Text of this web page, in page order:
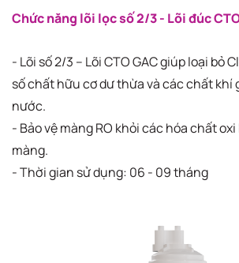
Chức năng lõi lọc số 2/3 - Lõi đúc
- Lõi số 2/3 – Lõi CTO GAC giúp loại bỏ
số chất hữu cơ dư thừa và các chất khí
nước.
- Bảo vệ màng RO khỏi các hóa chất
màng.
- Thời gian sử dụng: 06 - 09 tháng